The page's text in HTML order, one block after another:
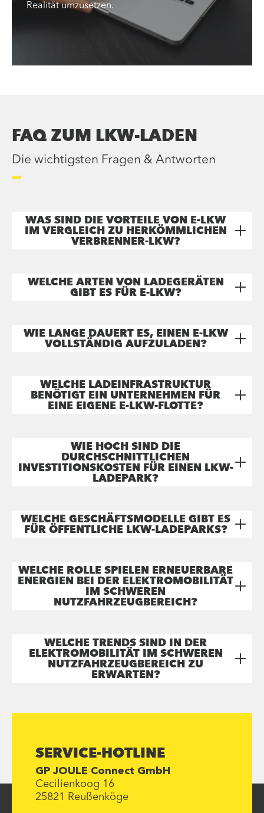
Realität umzusetzen.
FAQ ZUM LKW-LADEN
Die wichtigsten Fragen & Antworten
WAS SIND DIE VORTEILE VON E-LKW
IM VERGLEICH ZU HERKÖMMLICHEN
VERBRENNER-LKW?
WELCHE ARTEN VON LADEGERÄTEN
GIBT ES FÜR E-LKW?
WIE LANGE DAUERT ES, EINEN E-LKW
VOLLSTÄNDIG AUFZULADEN?
WELCHE LADEINFRASTRUKTUR
BENÖTIGT EIN UNTERNEHMEN FÜR
EINE EIGENE E-LKW-FLOTTE?
WIE HOCH SIND DIE
DURCHSCHNITTLICHEN
INVESTITIONSKOSTEN FÜR EINEN LKW-
LADEPARK?
WELCHE GESCHÄFTSMODELLE GIBT ES
FÜR ÖFFENTLICHE LKW-LADEPARKS?
WELCHE ROLLE SPIELEN ERNEUERBARE
ENERGIEN BEI DER ELEKTROMOBILITÄT
IM SCHWEREN
NUTZFAHRZEUGBEREICH?
WELCHE TRENDS SIND IN DER
ELEKTROMOBILITÄT IM SCHWEREN
NUTZFAHRZEUGBEREICH ZU
ERWARTEN?
SERVICE-HOTLINE
GP JOULE Connect GmbH
Cecilienkoog 16
25821 Reußenköge